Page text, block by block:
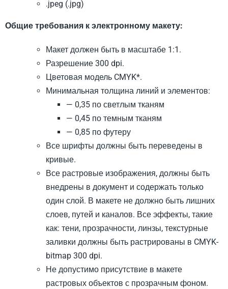
.jpeg (.jpg)
Общие требования к электронному макету:
Макет должен быть в масштабе 1:1.
Разрешение 300­ dpi.
Цветовая модель CMYK*.
Минимальная толщина линий и элементов:
— 0,35 по светлым тканям
— 0,45 по темным тканям
— 0,85 по футеру
Все шрифты должны быть переведены в
кривые.
Все растровые изображения, должны быть
внедрены в документ и содержать только
один слой. В макете не должно быть лишних
слоев, путей и каналов. Все эффекты, такие
как: тени, прозрачности, линзы, текстурные
заливки должны быть растрированы в CMYK-
bitmap 300 dpi.
Не допустимо присутствие в макете
растровых объектов с прозрачным фоном.